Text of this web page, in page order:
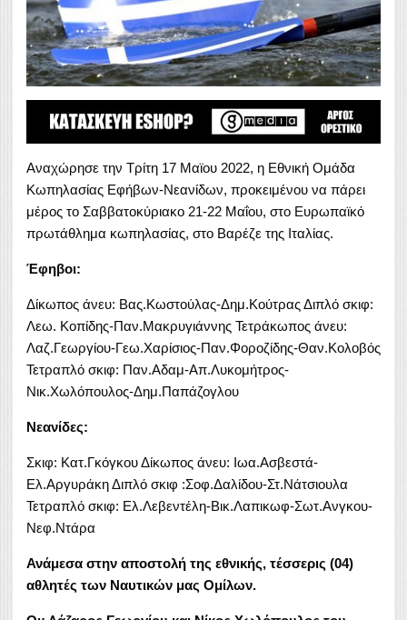
Αναχώρησε την Τρίτη 17 Μαϊου 2022, η Εθνική Ομάδα
Κωπηλασίας Εφήβων-Νεανίδων, προκειμένου να πάρει
μέρος το Σαββατοκύριακο 21-22 Μαΐου, στο Ευρωπαϊκό
πρωτάθλημα κωπηλασίας, στο Βαρέζε της Ιταλίας.
Έφηβοι:
Δίκωπος άνευ: Βας.Κωστούλας-Δημ.Κούτρας Διπλό σκιφ:
Λεω. Κοπίδης-Παν.Μακρυγιάννης Τετράκωπος άνευ:
Λαζ.Γεωργίου-Γεω.Χαρίσιος-Παν.Φοροζίδης-Θαν.Κολοβός
Τετραπλό σκιφ: Παν.Αδαμ-Απ.Λυκομήτρος-
Νικ.Χωλόπουλος-Δημ.Παπάζογλου
Νεανίδες:
Σκιφ: Κατ.Γκόγκου Δίκωπος άνευ: Ιωα.Ασβεστά-
Ελ.Αργυράκη Διπλό σκιφ :Σοφ.Δαλίδου-Στ.Νάτσιουλα
Τετραπλό σκιφ: Ελ.Λεβεντέλη-Βικ.Λαπικωφ-Σωτ.Ανγκου-
Νεφ.Ντάρα
Ανάμεσα στην αποστολή της εθνικής, τέσσερις (04)
αθλητές των Ναυτικών μας Ομίλων.